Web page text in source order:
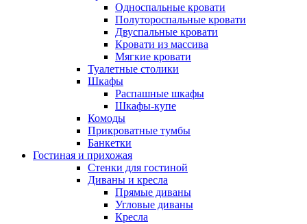
Односпальные кровати
Полутороспальные кровати
Двуспальные кровати
Кровати из массива
Мягкие кровати
Туалетные столики
Шкафы
Распашные шкафы
Шкафы-купе
Комоды
Прикроватные тумбы
Банкетки
Гостиная и прихожая
Стенки для гостиной
Диваны и кресла
Прямые диваны
Угловые диваны
Кресла